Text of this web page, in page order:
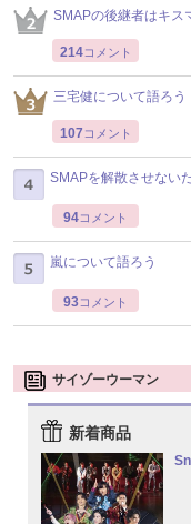
SMAPの後継者はキス
214コメント
三宅健について語ろう
107 コメント
SMAPを解散させない
94コメント
嵐について語ろう
93コメント
サイゾーウーマン
新着商品